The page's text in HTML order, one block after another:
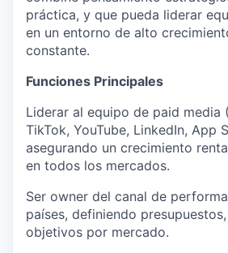
práctica, y que pueda liderar
en un entorno de alto
constante.
Funciones Principales
Liderar al equipo de paid media
TikTok, YouTube, LinkedIn, App
asegurando un crecimiento
en todos los mercados.
Ser owner del canal de
países, definiendo
objetivos por mercado.